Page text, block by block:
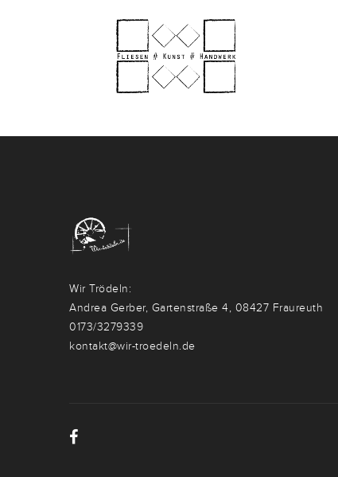
Wir Trödeln:
Andrea Gerber, Gartenstraße 4, 08427 Fraureuth
0173/3279339
kontakt@wir-troedeln.de